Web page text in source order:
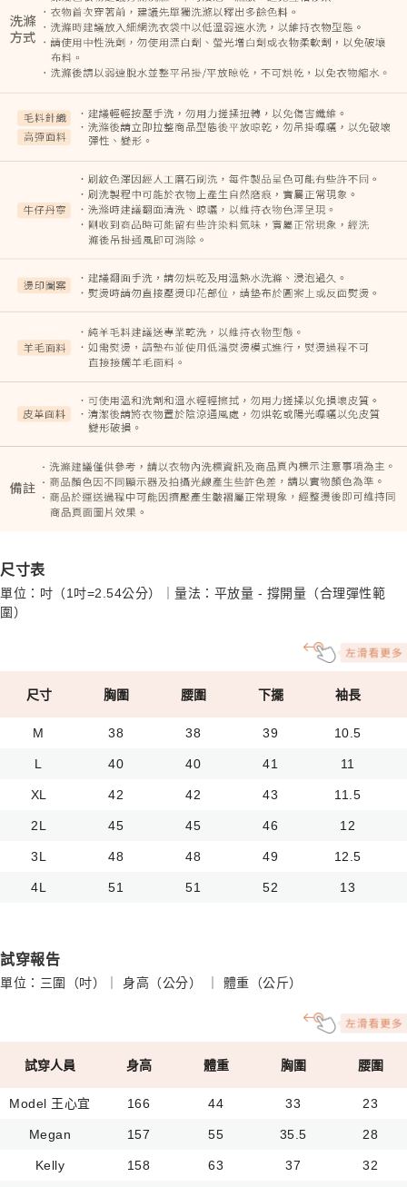
尺寸表
單位：吋（1吋=2.54公分）｜量法：平放量 - 撐開量（合理彈性範
圍）
尺寸 胸圍 腰圍 下擺 袖長
M 38 38 39 10.5
L 40 40 41 11
XL 42 42 43 11.5
2L 45 45 46 12
3L 48 48 49 12.5
4L 51 51 52 13
試穿報告
單位：三圍（吋）｜ 身高（公分） ｜ 體重（公斤）
試穿人員 身高 體重 胸圍 腰圍
Model 王心宜 166 44 33 23
Megan 157 55 35.5 28
Kelly 158 63 37 32